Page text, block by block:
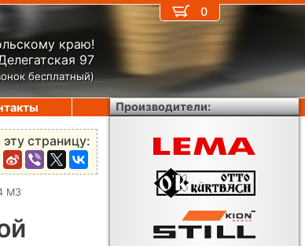
краю!
97
бесплатный)
страницу:
МЗ
0
Производители: